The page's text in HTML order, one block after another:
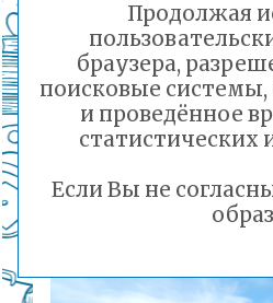
Порядок
малоимущих семей
Подробнее...
Горячая линия по
30-21
дошкольного
Продолжая
браузера,
поисковые
и проведённое
статистических
Если Вы не